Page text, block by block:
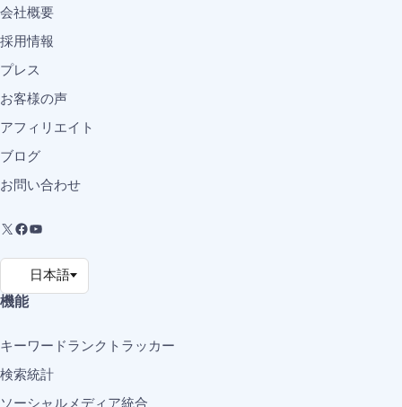
会社概要
採用情報
プレス
お客様の声
アフィリエイト
ブログ
お問い合わせ
機能
キーワードランクトラッカー
検索統計
ソーシャルメディア統合